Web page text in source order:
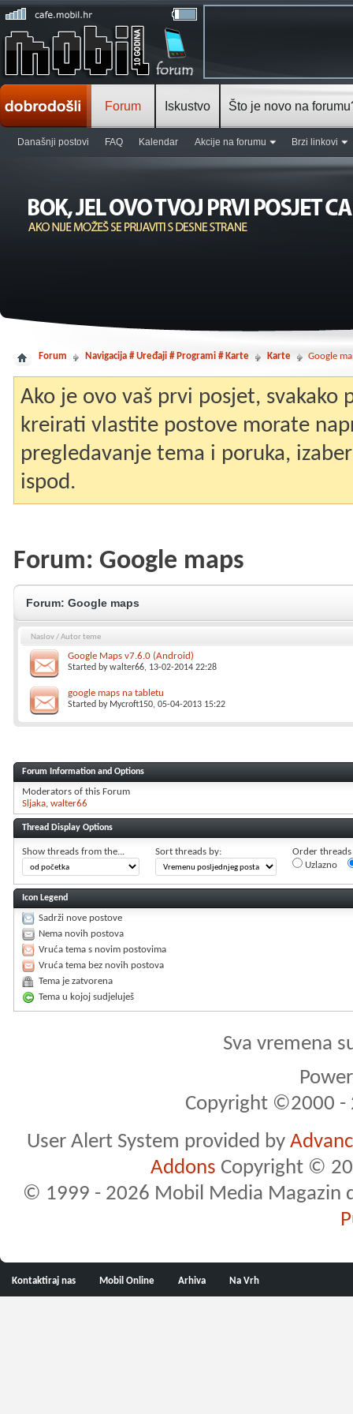
Forum
Današnji postovi FAQ Kalendar Akcije na forumu Brzi linkovi
Iskustvo Što je novo na
Forum Navigacija # Uređaji # Programi # Karte Karte Google
Ako je ovo vaš prvi posjet, svakako
kreirati vlastite postove morate
pregledavanje tema i poruka,
ispod.
Forum: Google maps
Forum: Google maps
Naslov/Autor teme
Google Maps v7.6.0 (Android)
Started bywalter66, 13-02-2014 22:28
google maps na tabletu
Started by Mycroft150, 05-04-2013 15:22
Forum Information and Options
Moderators of this Forum
Sljaka walter66
Thread Display Options
Show threads from the... Sort threads by:
Order threads
Uzlazno
Icon Legend
Sadrži nove postove
Nema novih postova
Vruća tema s novim postovima
Vruća tema bez novih postova
Tema je zatvorena
Tema u kojoj sudjeluješ
Sva vremena
Copyright ©2000 -
User Alert System provided by
Addons Copyright ©
© 1999 - 2026 Mobil Media Magazin
Kontaktiraj nas Mobil Online Arhiva Na Vrh